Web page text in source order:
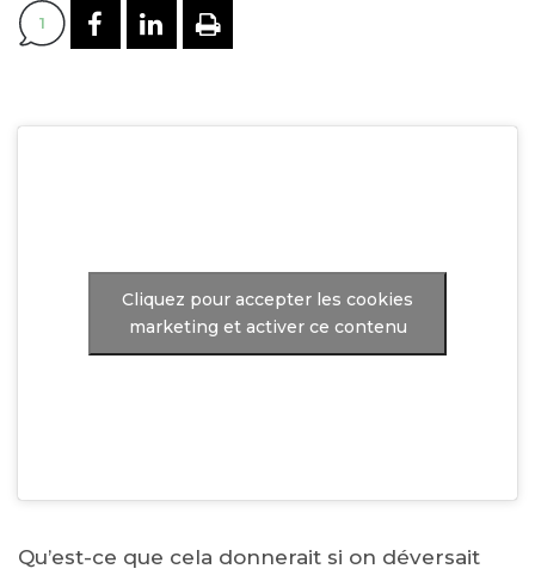
1 PARTAGER SUR FACEBOOK
PARTAGER SUR
IMPRIMER
Cliquez pour accepter les cookies
marketing et activer ce contenu
Qu’est-ce que cela donnerait si on déversait